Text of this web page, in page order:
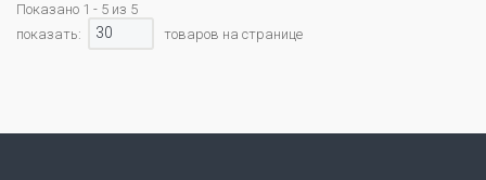
Показано 1 - 5 из 5
показать:
30 товаров на странице